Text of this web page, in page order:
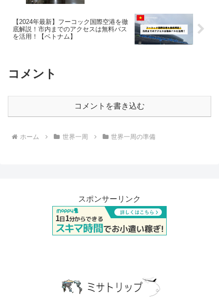
【2024年最新】フーコック国際空港を徹
底解説！市内までのアクセスは無料バス
を活用！【ベトナム】
コメント
コメントを書き込む
ホーム 世界一周 世界一周の準備
スポンサーリンク